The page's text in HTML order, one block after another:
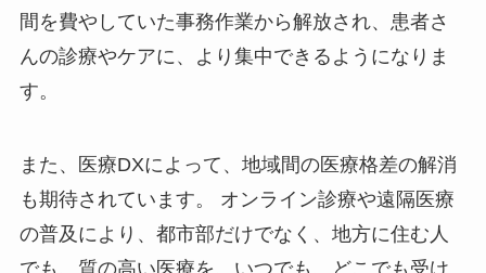
間を費やしていた事務作業から解放され、患者さ
んの診療やケアに、より集中できるようになりま
す。
また、医療DXによって、地域間の医療格差の解消
も期待されています。 オンライン診療や遠隔医療
の普及により、都市部だけでなく、地方に住む人